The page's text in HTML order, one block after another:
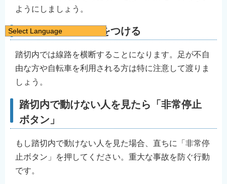
ようにしましょう。
踏切内では特に気をつける
踏切内では線路を横断することになります。足が不自
由な方や自転車を利用される方は特に注意して渡りま
しょう。
踏切内で動けない人を見たら「非常停止
ボタン」
もし踏切内で動けない人を見た場合、直ちに「非常停
止ボタン」を押してください。重大な事故を防ぐ行動
です。
Select Language
English
한국어
नेपाली
Filipino